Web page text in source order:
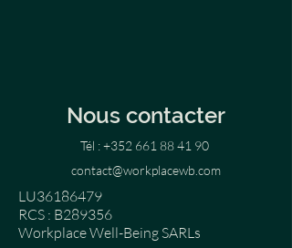
Nous contacter
Tél :+352 661 88 41 90
contact@workplacewb.com
LU36186479
RCS : B289356
Workplace Well-Being SARLs